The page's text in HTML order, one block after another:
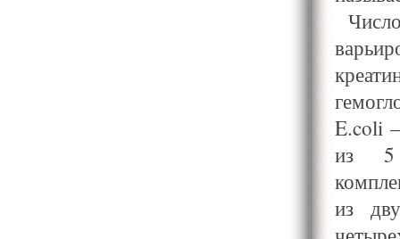
E.coli
из 5
из